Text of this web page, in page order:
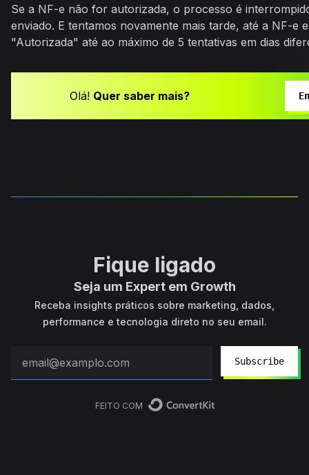
Se a NF-e não for autorizada, o processo é
enviado. E tentamos novamente mais tarde, até a NF-e
"Autorizada" até ao máximo de 5 tentativas em dias
Olá! Quer saber mais?
Fique ligado
Seja um Expert em Growth
Receba insights práticos sobre marketing, dados,
performance e tecnologia direto no seu email.
Subscribe
FEITO COM